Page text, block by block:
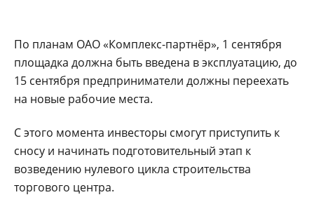
По планам ОАО «Комплекс-партнёр», 1 сентября
площадка должна быть введена в эксплуатацию, до
15 сентября предприниматели должны переехать
на новые рабочие места.
С этого момента инвесторы смогут приступить к
сносу и начинать подготовительный этап к
возведению нулевого цикла строительства
торгового центра.